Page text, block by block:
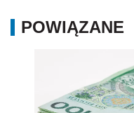
POWIĄZANE